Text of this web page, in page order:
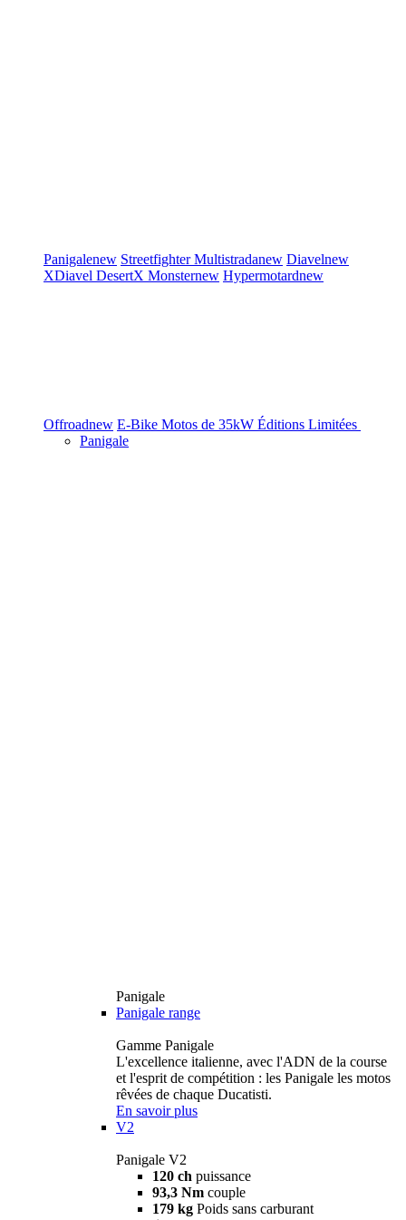
Panigalenew StreetfighterMultistradanew Diavelnew
XDiavel DesertX Monsternew Hypermotardnew
Offroadnew E-Bike Motos de 35kW Éditions Limitées
Panigale
Panigale
Panigale range
Gamme Panigale
L'excellence italienne, avec l'ADN de la course
et l'esprit de compétition : les Panigale les motos
rêvées de chaque Ducatisti.
En savoir plus
V2
Panigale V2
120 ch puissance
93,3 Nm couple
179 kg Poids sans carburant